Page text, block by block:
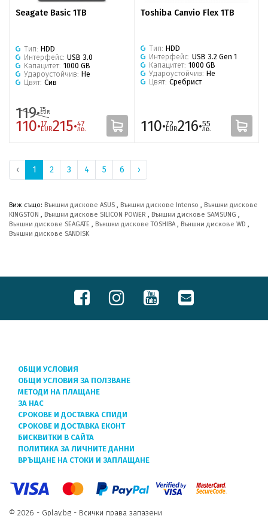
Seagate Basic 1TB
Тип: HDD
Интерфейс: USB 3.0
Капацитет: 1000 GB
Удароустойчив: Не
Цвят: Сив
119·75
EUR
110·17
EUR215·47
лв.
Toshiba Canvio Flex 1TB
Тип: HDD
Интерфейс: USB 3.2 Gen 1
Капацитет: 1000 GB
Удароустойчив: Не
Цвят: Сребрист
110·72
EUR216·55
лв.
‹ 1 2 3 4 5 6 ›
Виж също: Външни дискове ASUS , Външни дискове Intenso , Външни дискове
KINGSTON , Външни дискове SILICON POWER , Външни дискове SAMSUNG ,
Външни дискове SEAGATE , Външни дискове TOSHIBA, Външни дискове WD ,
Външни дискове SANDISK
ОБЩИ УСЛОВИЯ
ОБЩИ УСЛОВИЯ ЗА ПОЛЗВАНЕ
МЕТОДИ НА ПЛАЩАНЕ
ЗА НАС
СРОКОВЕ И ДОСТАВКА СПИДИ
СРОКОВЕ И ДОСТАВКА ЕКОНТ
БИСКВИТКИ В САЙТА
ПОЛИТИКА ЗА ЛИЧНИТЕ ДАННИ
ВРЪЩАНЕ НА СТОКИ И ЗАПЛАЩАНЕ
© 2026 - Gplay.bg - Всички права запазени